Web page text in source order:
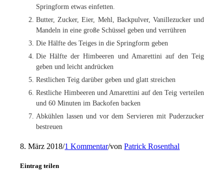
Springform etwas einfetten.
Butter, Zucker, Eier, Mehl, Backpulver, Vanillezucker und
Mandeln in eine große Schüssel geben und verrühren
Die Hälfte des Teiges in die Springform geben
Die Hälfte der Himbeeren und Amarettini auf den Teig
geben und leicht andrücken
Restlichen Teig darüber geben und glatt streichen
Restliche Himbeeren und Amarettini auf den Teig verteilen
und 60 Minuten im Backofen backen
Abkühlen lassen und vor dem Servieren mit Puderzucker
bestreuen
8. März 2018/1 Kommentar/vonPatrick Rosenthal
Eintrag teilen